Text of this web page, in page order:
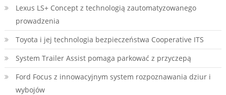
Lexus LS+ Concept z technologią zautomatyzowanego
prowadzenia
Toyota i jej technologia bezpieczeństwa Cooperative ITS
System Trailer Assist pomaga parkować z przyczepą
Ford Focus z innowacyjnym system rozpoznawania dziur i
wybojów